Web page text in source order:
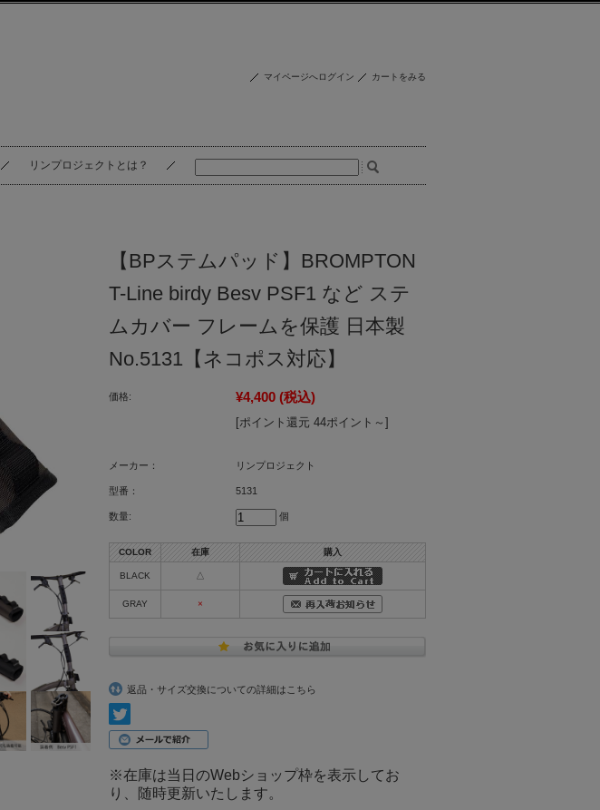
マイページへログイン カートをみる
リンプロジェクトとは？
【BPステムパッド】BROMPTON
T-Line birdy Besv PSF1 など ステ
ムカバー フレームを保護 日本製
No.5131【ネコポス対応】
価格: ¥4,400 (税込)
[ポイント還元 44ポイント～]
メーカー： リンプロジェクト
型番： 5131
数量: 個
COLOR 在庫 購入
BLACK △
GRAY ×
返品・サイズ交換についての詳細はこちら
※在庫は当日のWebショップ枠を表示してお
り、随時更新いたします。